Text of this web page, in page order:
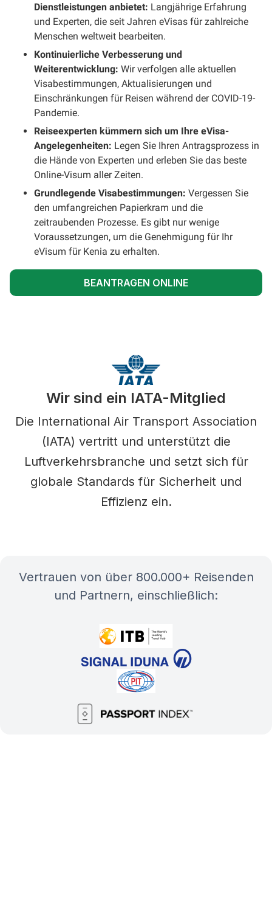
Dienstleistungen anbietet: Langjährige Erfahrung
und Experten, die seit Jahren eVisas für zahlreiche
Menschen weltweit bearbeiten.
Kontinuierliche Verbesserung und
Weiterentwicklung: Wir verfolgen alle aktuellen
Visabestimmungen, Aktualisierungen und
Einschränkungen für Reisen während der COVID-19-
Pandemie.
Reiseexperten kümmern sich um Ihre eVisa-
Angelegenheiten: Legen Sie Ihren Antragsprozess in
die Hände von Experten und erleben Sie das beste
Online-Visum aller Zeiten.
Grundlegende Visabestimmungen: Vergessen Sie
den umfangreichen Papierkram und die
zeitraubenden Prozesse. Es gibt nur wenige
Voraussetzungen, um die Genehmigung für Ihr
eVisum für Kenia zu erhalten.
BEANTRAGEN ONLINE
Wir sind ein IATA-Mitglied
Die International Air Transport Association
(IATA) vertritt und unterstützt die
Luftverkehrsbranche und setzt sich für
globale Standards für Sicherheit und
Effizienz ein.
Vertrauen von über 800.000+ Reisenden
und Partnern, einschließlich: